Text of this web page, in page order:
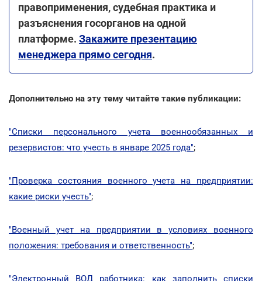
правоприменения, судебная практика и
разъяснения госорганов на одной
платформе. Закажите презентацию
менеджера прямо сегодня.
Дополнительно на эту тему читайте такие публикации:
"Списки персонального учета военнообязанных и
резервистов: что учесть в январе 2025 года";
"Проверка состояния военного учета на предприятии:
какие риски учесть";
"Военный учет на предприятии в условиях военного
положения: требования и ответственность";
"Электронный ВОД работника: как заполнить списки